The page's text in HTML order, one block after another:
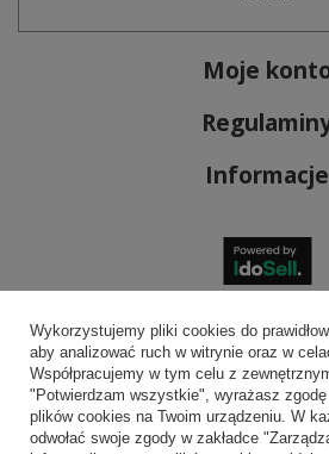
Moje
Informacje
Bezpieczne
Wygodna
Wykorzystujemy pliki cookies do
aby analizować ruch w witrynie oraz w
Współpracujemy w tym celu z
"Potwierdzam wszystkie", wyrażasz
plików cookies na Twoim urządzeniu. W
odwołać swoje zgody w zakładce